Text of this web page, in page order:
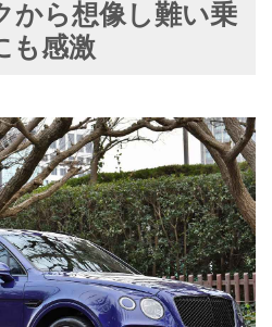
から想像し難い乗
も感激